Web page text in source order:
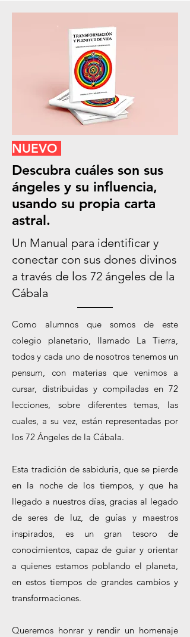
NUEVO
Descubra cuáles son sus
ángeles y su influencia,
usando su propia carta
astral.
Un Manual para identificar y
conectar con sus dones divinos
a través de los 72 ángeles de la
Cábala
Como alumnos que somos de este
colegio planetario, llamado La Tierra,
todos y cada uno de nosotros tenemos un
pensum, con materias que venimos a
cursar, distribuidas y compiladas en 72
lecciones, sobre diferentes temas, las
cuales, a su vez, están representadas por
los 72 Ángeles de la Cábala.
Esta tradición de sabiduría, que se pierde
en la noche de los tiempos, y que ha
llegado a nuestros días, gracias al legado
de seres de luz, de guías y maestros
inspirados, es un gran tesoro de
conocimientos, capaz de guiar y orientar
a quienes estamos poblando el planeta,
en estos tiempos de grandes cambios y
transformaciones.
Queremos honrar y rendir un homenaje